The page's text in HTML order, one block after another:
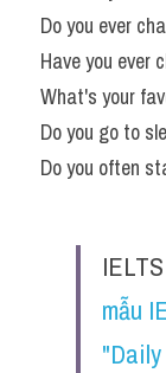
Do you ever
Have you ever
What's your
Do you go to
Do you often
mẫu